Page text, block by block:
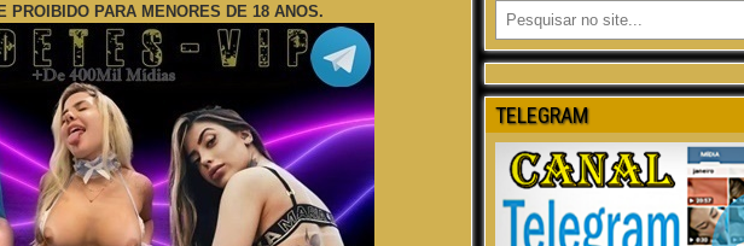
PROIBIDO PARA MENORES DE 18 ANOS.
TELEGRAM